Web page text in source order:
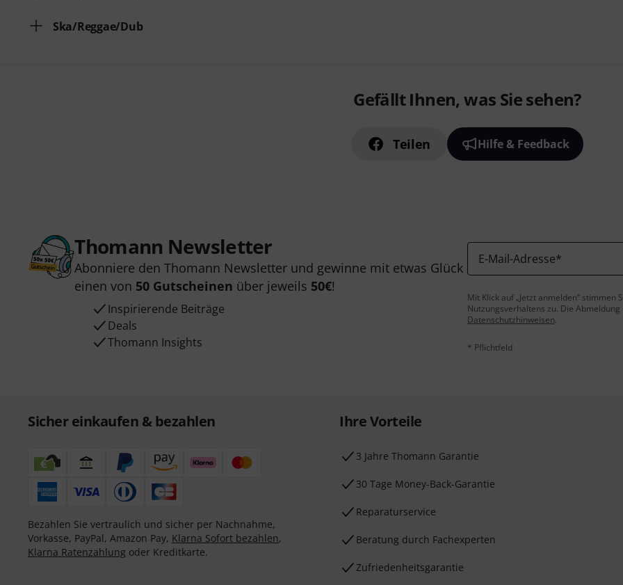
Ska/Reggae/Dub
Gefällt Ihnen, was Sie sehen?
Teilen Hilfe & Feedback
Thomann Newsletter
Abonniere den Thomann Newsletter und gewinne mit etwas Glück
einen von 50 Gutscheinen über jeweils 50€!
Inspirierende Beiträge
Deals
Thomann Insights
E-Mail-Adresse*
Mit Klick auf „Jetzt anmelden“
Nutzungsverhaltens zu. Die
Datenschutzhinweisen.
* Pflichtfeld
Sicher einkaufen & bezahlen
Bezahlen Sie vertraulich und sicher per Nachnahme,
Vorkasse, PayPal, Amazon Pay, Klarna Sofort bezahlen,
Klarna Ratenzahlung oder Kreditkarte.
Ihre Vorteile
3 Jahre Thomann Garantie
30 Tage Money-Back-Garantie
Reparaturservice
Beratung durch Fachexperten
Zufriedenheitsgarantie